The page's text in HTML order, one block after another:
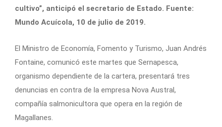
cultivo”, anticipó el secretario de Estado. Fuente:
Mundo Acuícola, 10 de julio de 2019.
El Ministro de Economía, Fomento y Turismo, Juan Andrés
Fontaine, comunicó este martes que Sernapesca,
organismo dependiente de la cartera, presentará tres
denuncias en contra de la empresa Nova Austral,
compañía salmonicultora que opera en la región de
Magallanes.